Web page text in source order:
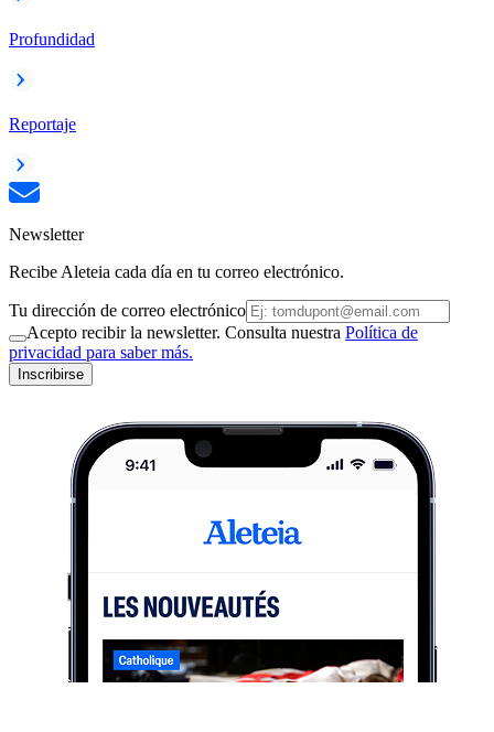
Profundidad
Reportaje
Newsletter
Recibe Aleteia cada día en tu correo electrónico.
Tu dirección de correo electrónico
Acepto recibir la newsletter. Consulta nuestra Política de
privacidad para saber más.
Inscribirse